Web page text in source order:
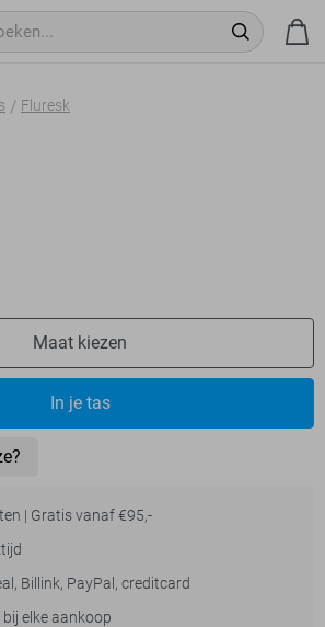
Fluresk
Maat kiezen
In je tas
| Gratis vanaf €95,-
Billink, PayPal, creditcard
elke aankoop